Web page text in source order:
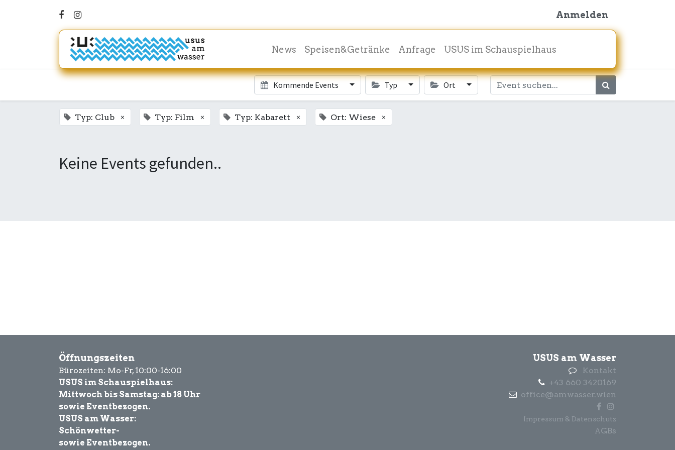
Anmelden
News Speisen&Getränke Anfrage USUS im Schauspielhaus
Kommende Events Typ Ort
Typ: Club × Typ: Film × Typ: Kabarett × Ort: Wiese ×
Keine Events gefunden..
Öffnungszeiten
Bürozeiten: Mo-Fr, 10:00-16:00
USUS im Schauspielhaus:
Mittwoch bis Samstag: ab 18 Uhr
sowie Eventbezogen.
USUS am Wasser:
Schönwetter-
sowie Eventbezogen.
USUS am Wasser
Kontakt
+43 660 3420169
office@amwasser.wien
Impressum & Datenschutz
AGBs